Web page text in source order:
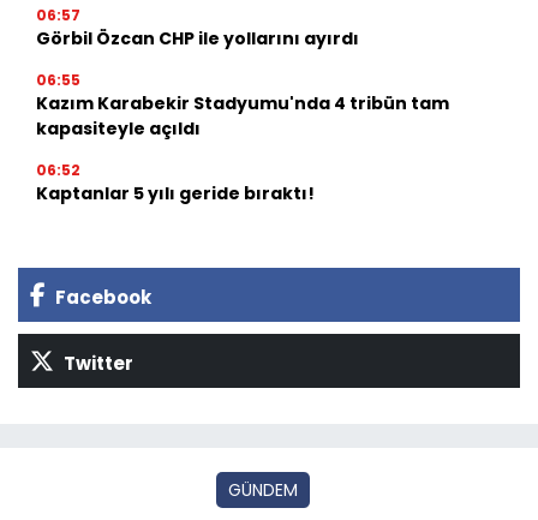
06:57
Görbil Özcan CHP ile yollarını ayırdı
06:55
Kazım Karabekir Stadyumu'nda 4 tribün tam
kapasiteyle açıldı
06:52
Kaptanlar 5 yılı geride bıraktı!
Facebook
Twitter
GÜNDEM